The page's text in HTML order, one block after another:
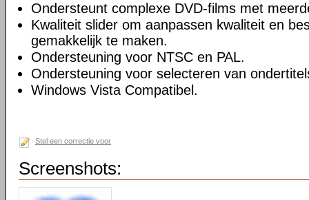
Ondersteunt complexe DVD-films met
Kwaliteit slider om aanpassen kwaliteit en
gemakkelijk te maken.
Ondersteuning voor NTSC en PAL.
Ondersteuning voor selecteren van
Windows Vista Compatibel.
Stel een correctie voor
Screenshots: